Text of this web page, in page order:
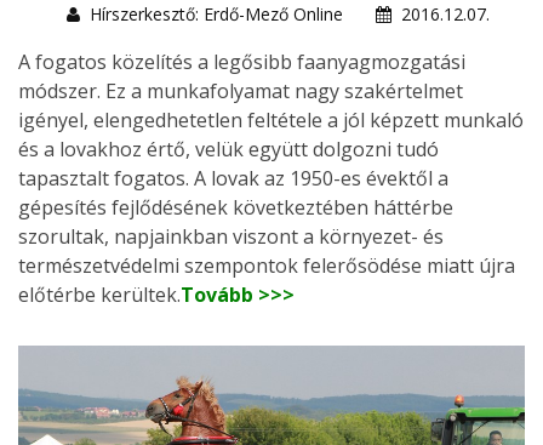
Hírszerkesztő: Erdő-Mező Online
2016.12.07.
A fogatos közelítés a legősibb faanyagmozgatási
módszer. Ez a munkafolyamat nagy szakértelmet
igényel, elengedhetetlen feltétele a jól képzett munkaló
és a lovakhoz értő, velük együtt dolgozni tudó
tapasztalt fogatos. A lovak az 1950-es évektől a
gépesítés fejlődésének következtében háttérbe
szorultak, napjainkban viszont a környezet- és
természetvédelmi szempontok felerősödése miatt újra
előtérbe kerültek.Tovább >>>